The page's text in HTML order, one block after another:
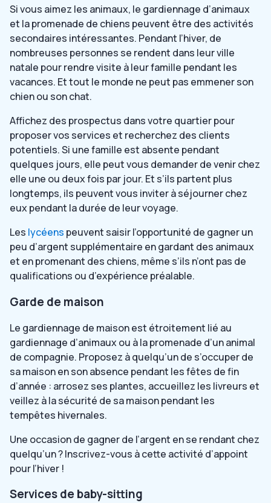
Si vous aimez les animaux, le gardiennage d’animaux
et la promenade de chiens peuvent être des activités
secondaires intéressantes. Pendant l’hiver, de
nombreuses personnes se rendent dans leur ville
natale pour rendre visite à leur famille pendant les
vacances. Et tout le monde ne peut pas emmener son
chien ou son chat.
Affichez des prospectus dans votre quartier pour
proposer vos services et recherchez des clients
potentiels. Si une famille est absente pendant
quelques jours, elle peut vous demander de venir chez
elle une ou deux fois par jour. Et s’ils partent plus
longtemps, ils peuvent vous inviter à séjourner chez
eux pendant la durée de leur voyage.
Les lycéens peuvent saisir l’opportunité de gagner un
peu d’argent supplémentaire en gardant des animaux
et en promenant des chiens, même s’ils n’ont pas de
qualifications ou d’expérience préalable.
Garde de maison
Le gardiennage de maison est étroitement lié au
gardiennage d’animaux ou à la promenade d’un animal
de compagnie. Proposez à quelqu’un de s’occuper de
sa maison en son absence pendant les fêtes de fin
d’année : arrosez ses plantes, accueillez les livreurs et
veillez à la sécurité de sa maison pendant les
tempêtes hivernales.
Une occasion de gagner de l’argent en se rendant chez
quelqu’un ? Inscrivez-vous à cette activité d’appoint
pour l’hiver !
Services de baby-sitting